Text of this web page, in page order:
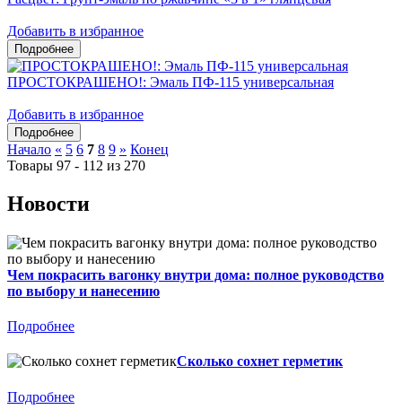
Добавить в избранное
ПРОСТОКРАШЕНО!: Эмаль ПФ-115 универсальная
Добавить в избранное
Начало « 5 6 7 8 9 » Конец
Товары 97 - 112 из 270
Новости
Чем покрасить вагонку внутри дома: полное руководство
по выбору и нанесению
Подробнее
Сколько сохнет герметик
Подробнее